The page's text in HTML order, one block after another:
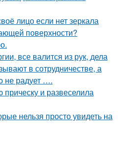
лицо если нет зеркала
поверхности?
все валится из рук, дела
в сотрудничестве, а
не радует ….
и развеселила
нельзя просто увидеть на